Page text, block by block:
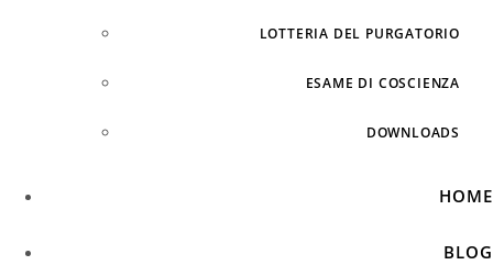
LOTTERIA DEL PURGATORIO
ESAME DI COSCIENZA
DOWNLOADS
HOME
BLOG